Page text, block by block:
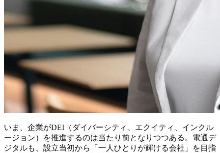
いま、企業がDEI（ダイバーシティ、エクイティ、インクル
ージョン）を推進するのは当たり前となりつつある。電通デ
ジタルも、設立当初から「一人ひとりが輝ける会社」を目指